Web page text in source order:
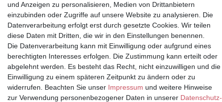
Partner
* Alle Preise inkl.
Mehrwertsteuer und zuzüglich
Versand | **ehemaliger
und Anzeigen zu personalisieren, Medien von Drittanbietern
einzubinden oder Zugriffe auf unsere Website zu analysieren. Die
Datenverarbeitung erfolgt erst durch gesetzte Cookies. Wir teilen
diese Daten mit Dritten, die wir in den Einstellungen benennen.
Die Datenverarbeitung kann mit Einwilligung oder aufgrund eines
berechtigten Interesses erfolgen. Die Zustimmung kann erteilt oder
abgelehnt werden. Es besteht das Recht, nicht einzuwilligen und die
Einwilligung zu einem späteren Zeitpunkt zu ändern oder zu
widerrufen. Beachten Sie unser Impressum und weitere Hinweise
zur Verwendung personenbezogener Daten in unserer Daten­schutz­